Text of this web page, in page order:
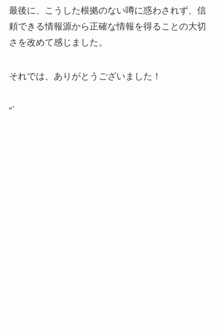
最後に、こうした根拠のない噂に惑わされず、信
頼できる情報源から正確な情報を得ることの大切
さを改めて感じました。
それでは、ありがとうございました！
“`